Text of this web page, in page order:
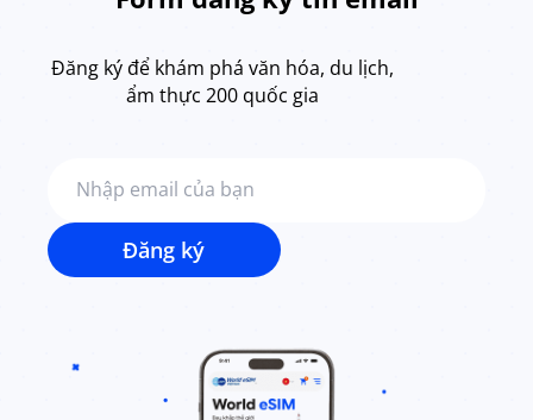
quan trọng […]
pháp phù hợp giữa VPN,
eSIM và […]
Đăng ký để khám phá văn hóa, du lịch,
ẩm thực 200 quốc gia
Đăng ký